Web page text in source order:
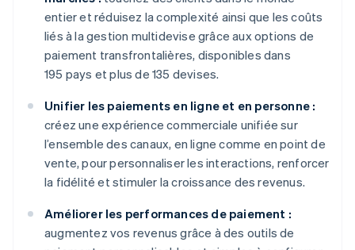
entier et réduisez la complexité ainsi que les coûts
liés à la gestion multidevise grâce aux options de
paiement transfrontalières, disponibles dans
195 pays et plus de 135 devises.
Unifier les paiements en ligne et en personne :
créez une expérience commerciale unifiée sur
l’ensemble des canaux, en ligne comme en point de
vente, pour personnaliser les interactions, renforcer
la fidélité et stimuler la croissance des revenus.
Améliorer les performances de paiement :
augmentez vos revenus grâce à des outils de